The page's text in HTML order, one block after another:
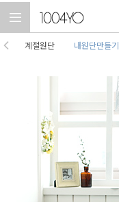
계절원단 내원단만들기